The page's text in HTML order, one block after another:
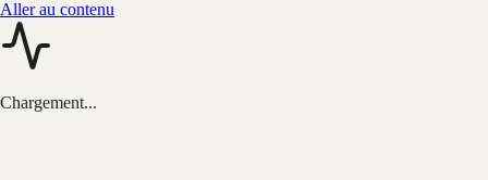
Aller au contenu
Chargement...